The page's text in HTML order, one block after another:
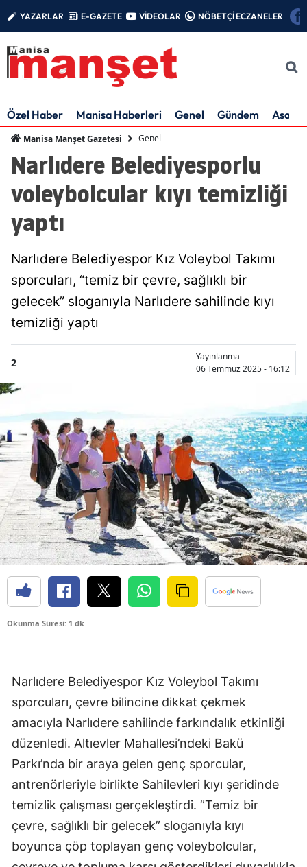
YAZARLAR E-GAZETE VİDEOLAR NÖBETÇİ ECZANELER
Özel Haber Manisa Haberleri Genel Gündem Asayiş
Manisa Manşet Gazetesi Genel
Narlıdere Belediyesporlu
voleybolcular kıyı temizliği
yaptı
Narlıdere Belediyespor Kız Voleybol Takımı
sporcuları, “temiz bir çevre, sağlıklı bir
gelecek” sloganıyla Narlıdere sahilinde kıyı
temizliği yaptı
2
Yayınlanma
06 Temmuz 2025 - 16:12
Okunma Süresi: 1 dk
Narlıdere Belediyespor Kız Voleybol Takımı
sporcuları, çevre bilincine dikkat çekmek
amacıyla Narlıdere sahilinde farkındalık etkinliği
düzenledi. Altıevler Mahallesi’ndeki Bakü
Parkı’nda bir araya gelen genç sporcular,
antrenörleriyle birlikte Sahilevleri kıyı şeridinde
temizlik çalışması gerçekleştirdi. ”Temiz bir
çevre, sağlıklı bir gelecek” sloganıyla kıyı
boyunca çöp toplayan genç voleybolcular,